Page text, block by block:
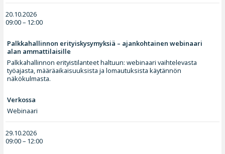
20.10.2026
09:00 – 12:00
Palkkahallinnon erityiskysymyksiä – ajankohtainen webinaari
alan ammattilaisille
Palkkahallinnon erityistilanteet haltuun: webinaari vaihtelevasta
työajasta, määräaikaisuuksista ja lomautuksista käytännön
näkökulmasta.
Verkossa
Webinaari
29.10.2026
09:00 – 12:00